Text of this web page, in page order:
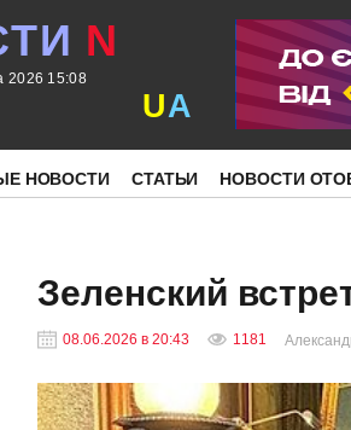
N
2026 15:08
UA
НОВОСТИ СТАТЬИ НОВОСТИ
Зеленский
08.06.2026 в 20:43 1181